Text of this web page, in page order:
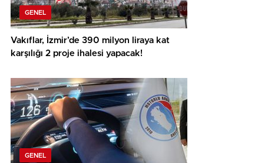
GENEL
Vakıflar, İzmir’de 390 milyon liraya kat
karşılığı 2 proje ihalesi yapacak!
GENEL